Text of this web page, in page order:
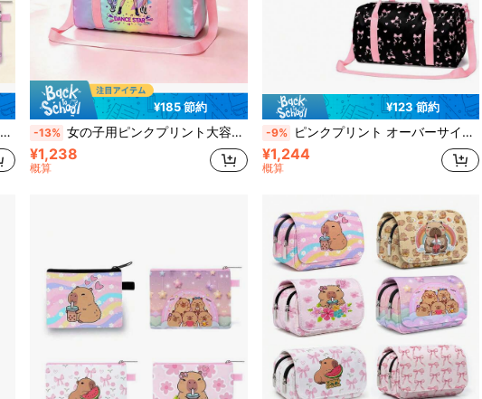
¥185 節約
-13% 女の子用ピンクプリント大容量ラゲッジバッグ、オーバーナイトバッグ トラベルバッグ ウィークエンドバッグ 女の子パジャマパーティーバッグ アウトドアスポーツバッグ ダンスバッグ ギフト
¥1,238
概算
¥123 節約
-9% ピンクプリント オーバーサイズ ダッフルバッグ、オーバーナイトバッグ ダッフルバッグ ウィークエンダー トラベルバッグ スリープオーバーバッグ アウトドアスポーツバッグ ダンスバッグ ギフト
¥1,244
概算